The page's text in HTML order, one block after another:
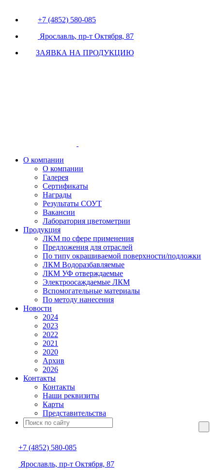
+7 (4852) 580-085
Ярославль, пр-т Октября, 87
ЗАЯВКА НА ПРОДУКЦИЮ
О компании
О компании
Галерея
Сертификаты
Награды
Результаты СОУТ
Вакансии
Лаборатория цветометрии
Продукция
ЛКМ по сфере применения
Предложения для отраслей
По типу окрашиваемой поверхности/подложки
ЛКМ Водоразбавляемые
ЛКМ УФ отверждаемые
Электроосаждаемые ЛКМ
Вспомогательные материалы
По методу нанесения
Новости
2024
2023
2022
2021
2020
Архив
2026
Контакты
Контакты
Наши реквизиты
Карты
Представительства
+7 (4852) 580-085
Ярославль, пр-т Октября, 87